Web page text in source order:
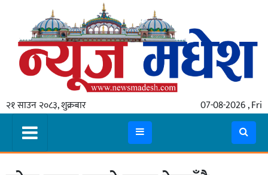
२१ साउन २०८३, शुक्रबार 07-08-2026 , Fri
गृहपृष्ठ
स्थानीय
प्रदेश